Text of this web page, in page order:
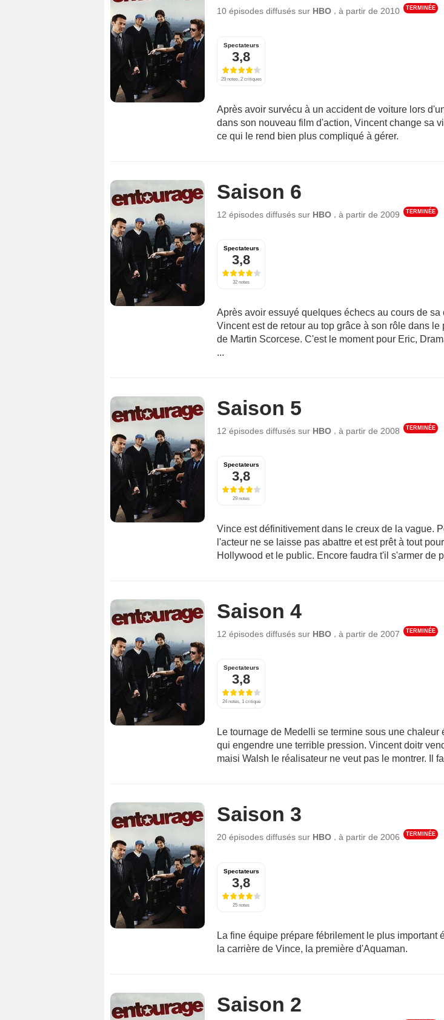
10 épisodes diffusés sur HBO , à partir de 2010 TERMINÉE
Spectateurs
3,8
29 notes, 2 critiques
Après avoir survécu à un accident de voiture lors
dans son nouveau film d'action, Vincent change sa
ce qui le rend bien plus compliqué à gérer.
Saison 6
12 épisodes diffusés sur HBO à partir de 2009 TERMINÉE
Spectateurs
3,8
32 notes
Après avoir essuyé quelques échecs au cours de sa
Vincent est de retour au top grâce à son rôle dans le
de Martin Scorcese. C'est le moment pour Eric,
...
Saison 5
12 épisodes diffusés sur HBO à partir de 2008 TERMINÉE
Spectateurs
3,8
29 notes
Vince est définitivement dans le creux de la vague.
l'acteur ne se laisse pas abattre et est prêt à tout
Hollywood et le public. Encore faudra t'il s'armer de
Saison 4
12 épisodes diffusés sur HBO à partir de 2007 TERMINÉE
Spectateurs
3,8
24 notes, 1 critique
Le tournage de Medelli se termine sous une chaleur
qui engendre une terrible pression. Vincent doitr
maisi Walsh le réalisateur ne veut pas le montrer. Il
Saison 3
20 épisodes diffusés sur HBO , à partir de 2006 TERMINÉE
Spectateurs
3,8
25 notes
La fine équipe prépare fébrilement le plus important
la carrière de Vince, la première d'Aquaman.
Saison 2